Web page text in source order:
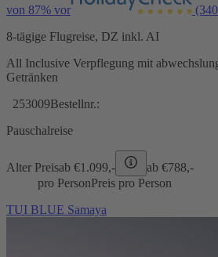
von 87% vor
8-tägige Flugreise, DZ inkl. AI
All Inclusive Verpflegung mit
Getränken
253009Bestellnr.:
Pauschalreise
Alter Preisab €1.099,- ab €788,-
pro PersonPreis pro Person
TUI BLUE Samaya